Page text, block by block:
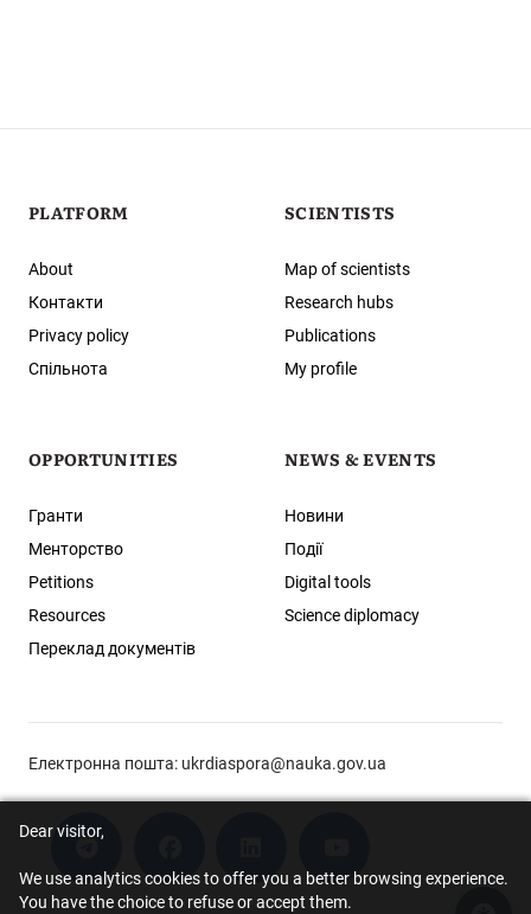
Dear visitor,
We use analytics cookies to offer you a better browsing experience.
You have the choice to refuse or accept them.
PLATFORM
About
Контакти
Privacy policy
Спільнота
SCIENTISTS
Map of scientists
Research hubs
Publications
My profile
OPPORTUNITIES
Гранти
Менторство
Petitions
Resources
Переклад документів
NEWS & EVENTS
Новини
Події
Digital tools
Science diplomacy
Електронна пошта: ukrdiaspora@nauka.gov.ua